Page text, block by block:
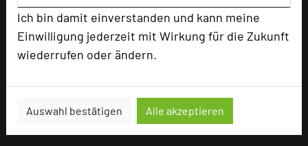
Ich bin damit einverstanden und kann meine
Einwilligung jederzeit mit Wirkung für die Zukunft
wiederrufen oder ändern.
Auswahl bestätigen Alle akzeptieren
mehr …